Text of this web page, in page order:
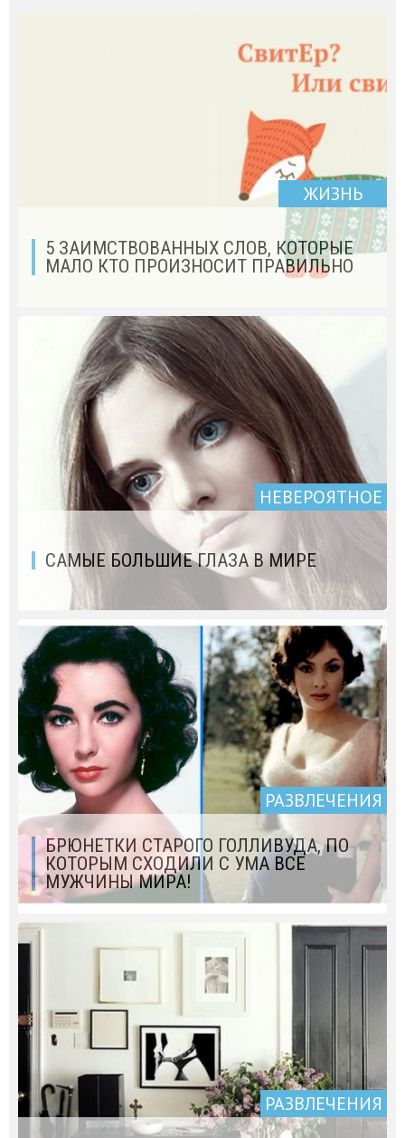
ЖИЗНЬ
5 ЗАИМСТВОВАННЫХ СЛОВ, КОТОРЫЕ
МАЛО КТО ПРОИЗНОСИТ ПРАВИЛЬНО
НЕВЕРОЯТНОЕ
САМЫЕ БОЛЬШИЕ ГЛАЗА В МИРЕ
РАЗВЛЕЧЕНИЯ
БРЮНЕТКИ СТАРОГО ГОЛЛИВУДА, ПО
КОТОРЫМ СХОДИЛИ С УМА ВСЕ
МУЖЧИНЫ МИРА!
РАЗВЛЕЧЕНИЯ